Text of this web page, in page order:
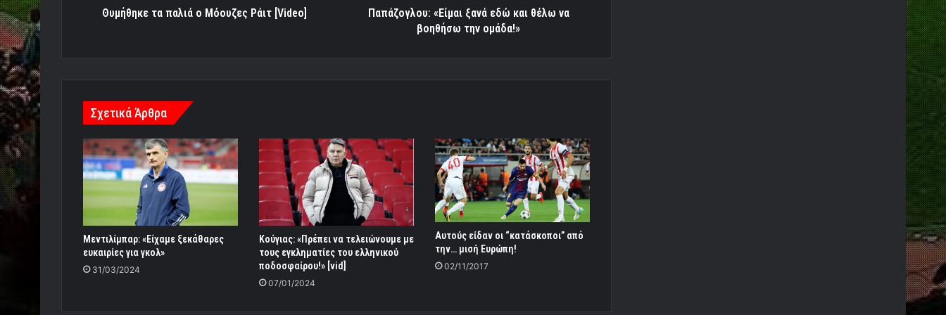
Θυμήθηκε τα παλιά ο Μόουζες Ράιτ [Video]
ομάδα!»Παπάζογλου: «Είμαι ξανά εδώ και θέλω να
βοηθήσω την ομάδα!»
Σχετικά Άρθρα
Μεντιλίμπαρ: «Είχαμε ξεκάθαρες
ευκαιρίες για γκολ»
31/03/2024
Κούγιας: «Πρέπει να τελειώνουμε με
τους εγκληματίες του ελληνικού
ποδοσφαίρου!» [vid]
07/01/2024
Αυτούς είδαν οι “κατάσκοποι” από
την… μισή Ευρώπη!
02/11/2017